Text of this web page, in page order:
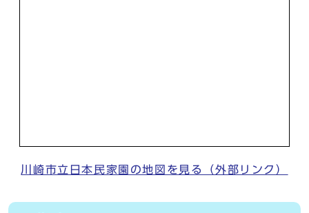
川崎市立日本民家園の地図を見る（外部リンク）